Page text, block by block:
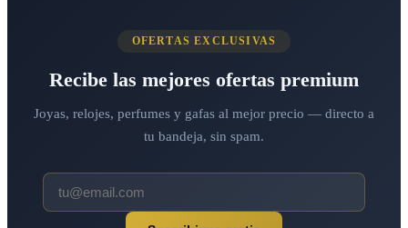
OFERTAS EXCLUSIVAS
Recibe las mejores ofertas premium
Joyas, relojes, perfumes y gafas al mejor precio — directo a
tu bandeja, sin spam.